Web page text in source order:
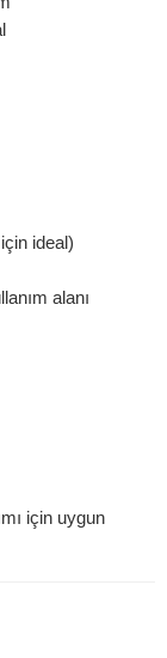
ideal)
alanı
için uygun